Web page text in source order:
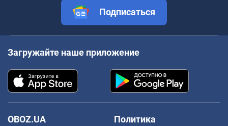
Подписаться
Загружайте наше приложение
OBOZ.UA
Политика